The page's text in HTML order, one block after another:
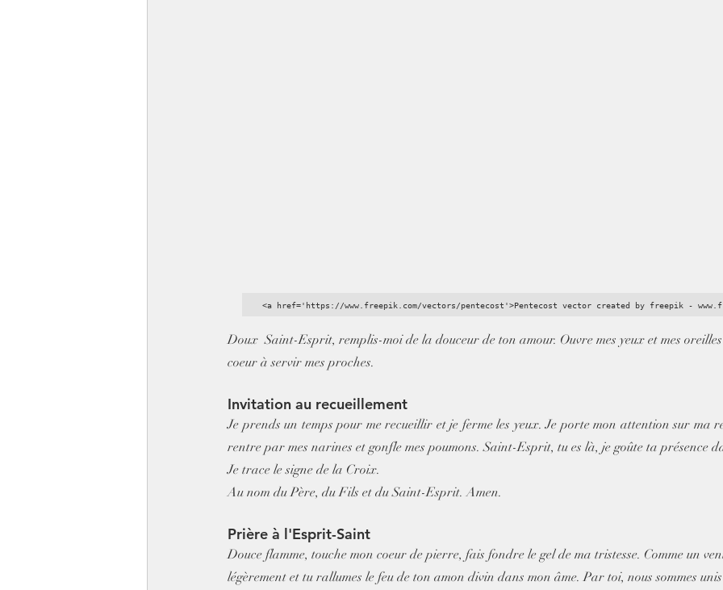
<a href='https://www.freepik.com/vectors/pentecost'>Pentecost vector created by freepik -
Doux  Saint-Esprit, remplis-moi de la douceur de ton amour. Ouvre mes yeux et mes
coeur à servir mes proches.
Invitation au recueillement
Je prends un temps pour me recueillir et je ferme les yeux. Je porte mon attention sur ma
rentre par mes narines et gonfle mes poumons. Saint-Esprit, tu es là, je goûte ta présence
Je trace le signe de la Croix.
Au nom du Père, du Fils et du Saint-Esprit. Amen.
Prière à l'Esprit-Saint
Douce flamme, touche mon coeur de pierre, fais fondre le gel de ma tristesse. Comme un
légèrement et tu rallumes le feu de ton amon divin dans mon âme. Par toi, nous sommes